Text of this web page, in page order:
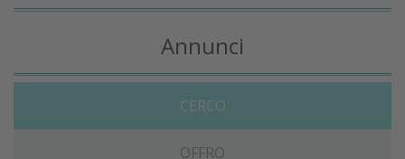
Annunci
CERCO
OFFRO